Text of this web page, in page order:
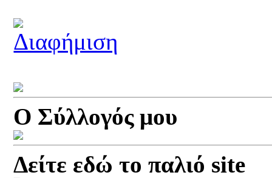
Ο Σύλλογός μου
Δείτε εδώ το παλιό site